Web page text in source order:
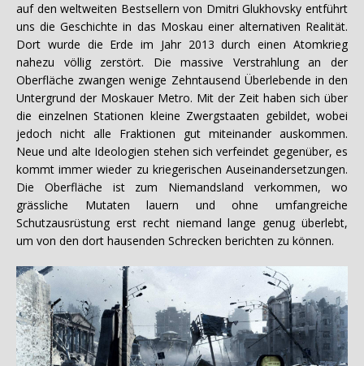
auf den weltweiten Bestsellern von Dmitri Glukhovsky entführt
uns die Geschichte in das Moskau einer alternativen Realität.
Dort wurde die Erde im Jahr 2013 durch einen Atomkrieg
nahezu völlig zerstört. Die massive Verstrahlung an der
Oberfläche zwangen wenige Zehntausend Überlebende in den
Untergrund der Moskauer Metro. Mit der Zeit haben sich über
die einzelnen Stationen kleine Zwergstaaten gebildet, wobei
jedoch nicht alle Fraktionen gut miteinander auskommen.
Neue und alte Ideologien stehen sich verfeindet gegenüber, es
kommt immer wieder zu kriegerischen Auseinandersetzungen.
Die Oberfläche ist zum Niemandsland verkommen, wo
grässliche Mutaten lauern und ohne umfangreiche
Schutzausrüstung erst recht niemand lange genug überlebt,
um von den dort hausenden Schrecken berichten zu können.